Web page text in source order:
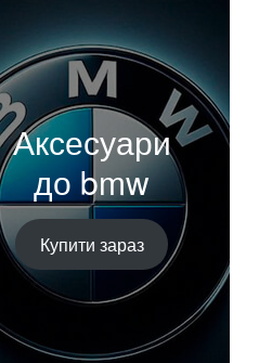
Аксесуари
до bmw
Купити зараз